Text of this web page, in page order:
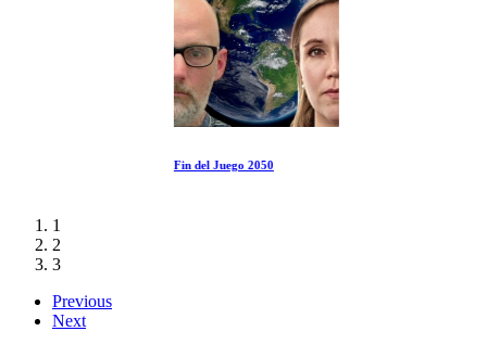
1
2
3
Previous
Next